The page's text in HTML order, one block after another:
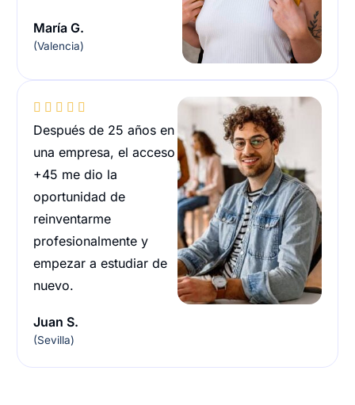
María G.
(Valencia)
    
Después de 25 años en
una empresa, el acceso
+45 me dio la
oportunidad de
reinventarme
profesionalmente y
empezar a estudiar de
nuevo.
Juan S.
(Sevilla)